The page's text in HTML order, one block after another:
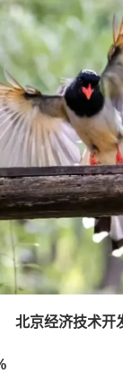
北京经济技术开